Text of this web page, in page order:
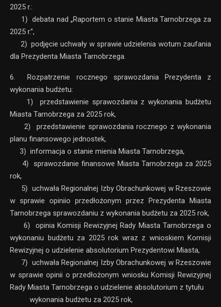
2025 r.:
1) debata nad „Raportem o stanie Miasta Tarnobrzega za
2025 r.”,
2) podjęcie uchwały w sprawie udzielenia wotum zaufania
dla Prezydenta Miasta Tarnobrzega.
6. Rozpatrzenie rocznego sprawozdania Prezydenta z
wykonania budżetu:
1) przedstawienie sprawozdania z wykonania budżetu
Miasta Tarnobrzega za 2025 rok,
2) przedstawienie sprawozdania rocznego z wykonania
planu finansowego jednostek,
3) informacja o stanie mienia Miasta Tarnobrzega,
4) sprawozdanie finansowe Miasta Tarnobrzega za 2025
rok,
5) uchwała Regionalnej Izby Obrachunkowej w Rzeszowie
w sprawie opiniio przedłożonym przez Prezydenta Miasta
Tarnobrzega sprawozdaniu z wykonania budżetu za 2025 rok,
6) opinia Komisji Rewizyjnej Rady Miasta Tarnobrzega o
wykonaniu budżetu za 2025 rok wraz z wnioskiem Komisji
Rewizyjnej o udzielenie absolutorium Prezydentowi Miasta,
7) uchwała Regionalnej Izby Obrachunkowej w Rzeszowie
w sprawie opinii o przedłożonym wniosku Komisji Rewizyjnej
Rady Miasta Tarnobrzega o udzielenie absolutorium z tytułu
wykonania budżetu za 2025 rok,